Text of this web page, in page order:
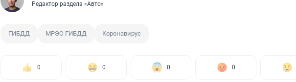
Редактор раздела «Авто»
ГИБДД МРЭО ГИБДД Коронавирус
0 0 0 0